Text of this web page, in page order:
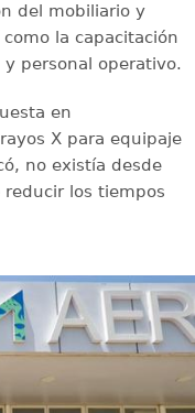
del mobiliario y
la capacitación
personal operativo.
en
X para equipaje
no existía desde
los tiempos